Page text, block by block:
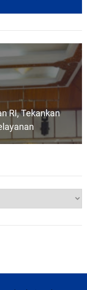
RI, Tekankan